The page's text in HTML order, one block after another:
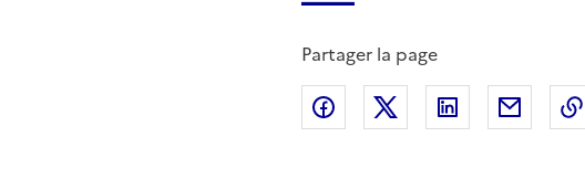
Partager la page
Partager sur Facebook
Partager sur X
Partager sur